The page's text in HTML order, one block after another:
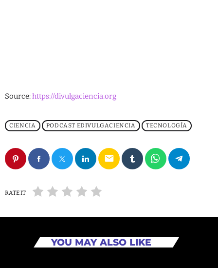
Source:https://divulgaciencia.org
CIENCIA PODCAST EDIVULGACIENCIA TECNOLOGÍA
email
RATE IT
YOU MAY ALSO LIKE